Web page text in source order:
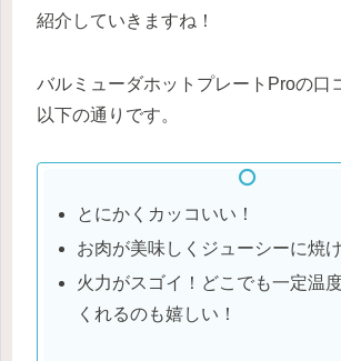
紹介していきますね！
バルミューダホットプレートProの口
以下の通りです。
とにかくカッコいい！
お肉が美味しくジューシーに焼け
火力がスゴイ！どこでも一定温
くれるのも嬉しい！